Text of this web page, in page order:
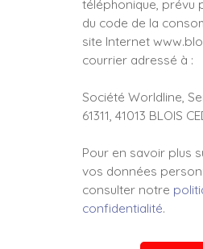
téléphonique, prévu
du code de la
site Internet
courrier adressé à :
Société Worldline,
61311, 41013 BLOIS
Pour en savoir plus
vos données
consulter notre
confidentialité.